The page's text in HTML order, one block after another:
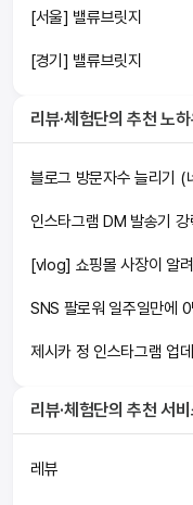
[서울] 밸류브릿지
[경기] 밸류브릿지
리뷰·체험단의 추천 노
블로그 방문자수 늘리기 (
인스타그램 DM 발송기
SNS 팔로워 일주일만에
리뷰·체험단의 추천 서
레뷰